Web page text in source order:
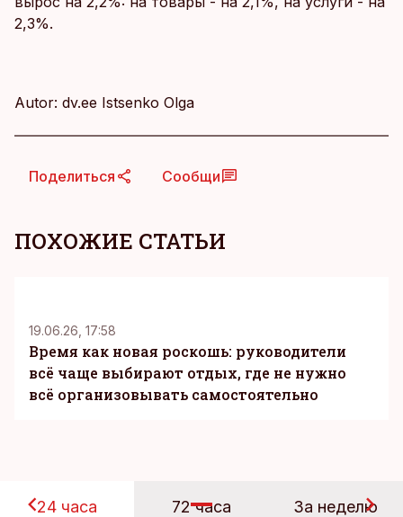
2,3%.
Autor: dv.ee Istsenko Olga
Поделиться Сообщи
ПОХОЖИЕ СТАТЬИ
19.06.26, 17:58
Время как новая роскошь: руководители
всё чаще выбирают отдых, где не нужно
всё организовывать самостоятельно
24 часа 72 часа За неделю